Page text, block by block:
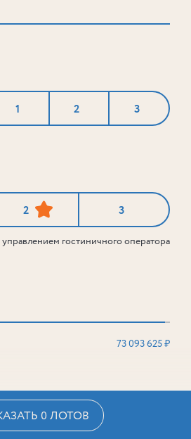
1 2 3
2 3
гостиничного оператора
73 093 625 ₽
0 ЛОТОВ
ни одного лота